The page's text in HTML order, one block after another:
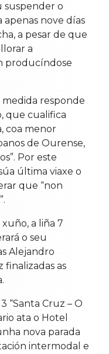
suspender o
apenas nove días
a pesar de que
a
producíndose
responde
que cualifica
coa menor
de Ourense,
Por este
última viaxe o
que “non
a liña 7
o seu
Alejandro
finalizadas as
“Santa Cruz – O
ata o Hotel
nova parada
intermodal e